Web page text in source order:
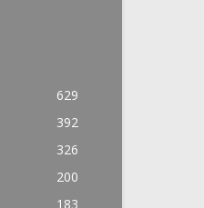
629
392
326
200
183